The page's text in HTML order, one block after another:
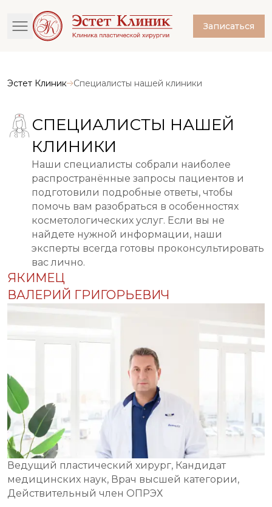
Записаться
Эстет Клиник Специалисты нашей клиники
СПЕЦИАЛИСТЫ НАШЕЙ
КЛИНИКИ
Наши специалисты собрали наиболее
распространённые запросы пациентов и
подготовили подробные ответы, чтобы
помочь вам разобраться в особенностях
косметологических услуг. Если вы не
найдете нужной информации, наши
эксперты всегда готовы проконсультировать
вас лично.
ЯКИМЕЦ
ВАЛЕРИЙ ГРИГОРЬЕВИЧ
Ведущий пластический хирург, Кандидат
медицинских наук, Врач высшей категории,
Действительный член ОПРЭХ